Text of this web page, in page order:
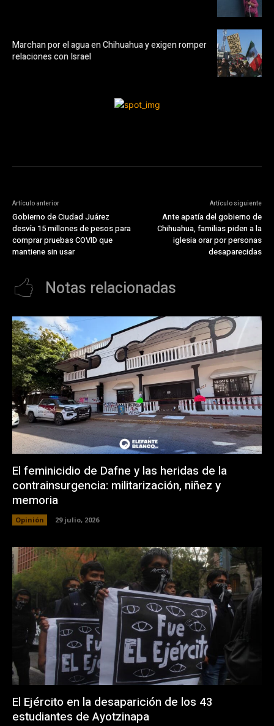
Marchan por el agua en Chihuahua y exigen romper
relaciones con Israel
Artículo anterior
Gobierno de Ciudad Juárez
desvía 15 millones de pesos para
comprar pruebas COVID que
mantiene sin usar
Artículo siguiente
Ante apatía del gobierno de
Chihuahua, familias piden a la
iglesia orar por personas
desaparecidas
Notas relacionadas
El feminicidio de Dafne y las heridas de la
contrainsurgencia: militarización, niñez y
memoria
Opinión 29 julio, 2026
El Ejército en la desaparición de los 43
estudiantes de Ayotzinapa